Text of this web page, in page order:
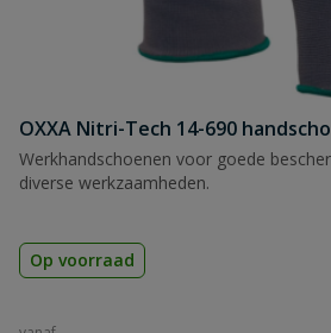
OXXA Nitri-Tech 14-690
Werkhandschoenen voor goede
diverse werkzaamheden.
Op voorraad